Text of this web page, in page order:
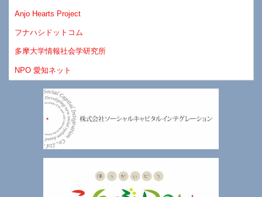
Anjo Hearts Project
フナハシドットコム
多摩大学情報社会学研究所
NPO 愛知ネット